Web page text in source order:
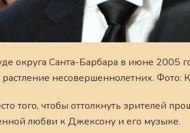
округа Санта-Барбара в июне 2005
несовершеннолетних.
того, чтобы оттолкнуть зрителей
любви к Джексону и его музыке.